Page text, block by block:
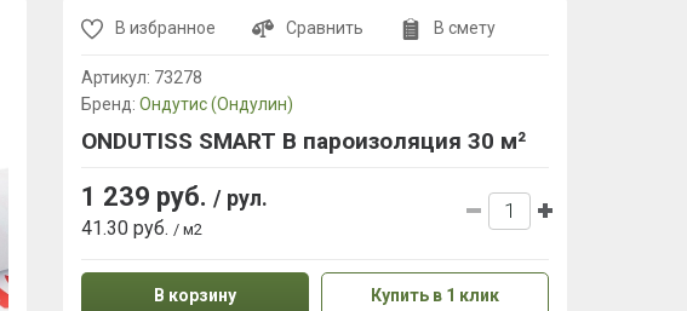
В избранное Сравнить В смету
Артикул: 73278
Бренд: Ондутис (Ондулин)
ONDUTISS SMART B пароизоляция 30 м²
1 239 руб. / рул.
41.30 руб. / м2
В корзину Купить в 1 клик